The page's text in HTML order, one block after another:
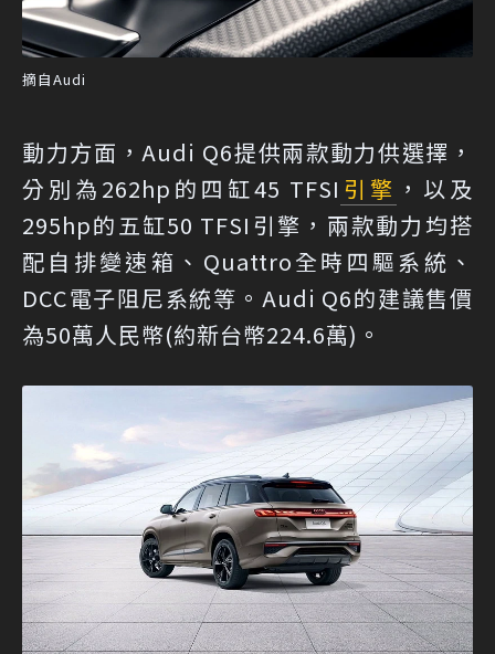
摘自Audi
動力方面，Audi Q6提供兩款動力供選擇，
分別為262hp的四缸45 TFSI 引擎 ，以及
295hp的五缸50 TFSI引擎，兩款動力均搭
配自排變速箱、Quattro全時四驅系統、
DCC電子阻尼系統等。Audi Q6的建議售價
為50萬人民幣(約新台幣224.6萬)。